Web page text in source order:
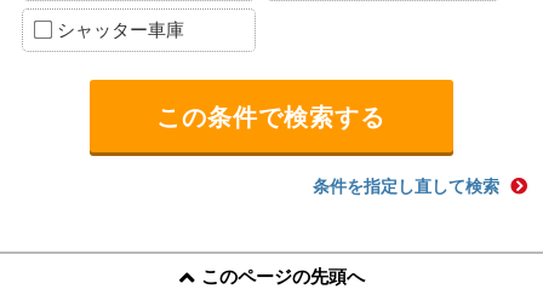
シャッター車庫
条件を指定し直して検索
このページの先頭へ